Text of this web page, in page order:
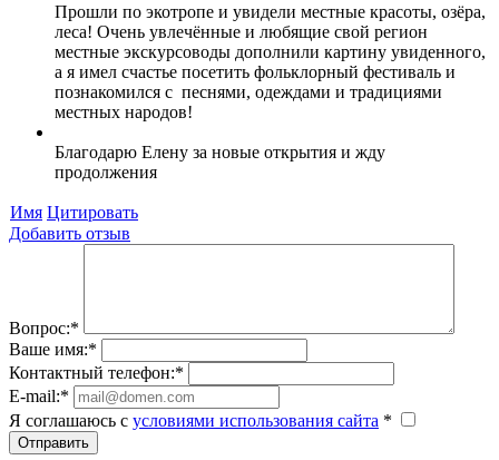
Прошли по экотропе и увидели местные красоты, озёра,
леса! Очень увлечённые и любящие свой регион
местные экскурсоводы дополнили картину увиденного,
а я имел счастье посетить фольклорный фестиваль и
познакомился с песнями, одеждами и традициями
местных народов!
Благодарю Елену за новые открытия и жду
продолжения
Имя Цитировать
Добавить отзыв
Вопрос:*
Ваше имя:*
Контактный телефон:*
E-mail:*
Я соглашаюсь c условиями использования сайта *
Отправить